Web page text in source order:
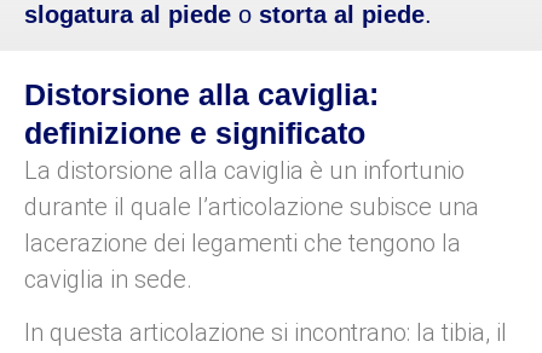
slogatura al piede o storta al piede.
Distorsione alla caviglia:
definizione e significato
La distorsione alla caviglia è un infortunio
durante il quale l’articolazione subisce una
lacerazione dei legamenti che tengono la
caviglia in sede.
In questa articolazione si incontrano: la tibia, il